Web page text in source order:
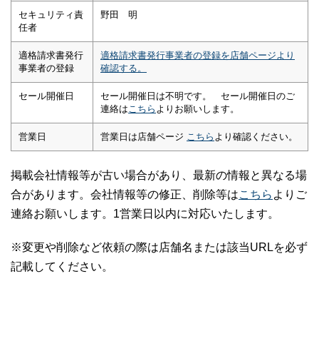
セキュリティ責
任者
野田 明
適格請求書発行
事業者の登録
適格請求書発行事業者の登録を店舗ページより
確認する。
セール開催日
セール開催日は不明です。 セール開催日のご
連絡は こちら よりお願いします。
営業日 営業日は店舗ページ こちら より確認ください。
掲載会社情報等が古い場合があり、最新の情報と異なる場
合があります。会社情報等の修正、削除等はこちら よりご
連絡お願いします。1営業日以内に対応いたします。
※変更や削除など依頼の際は店舗名または該当URLを必ず
記載してください。